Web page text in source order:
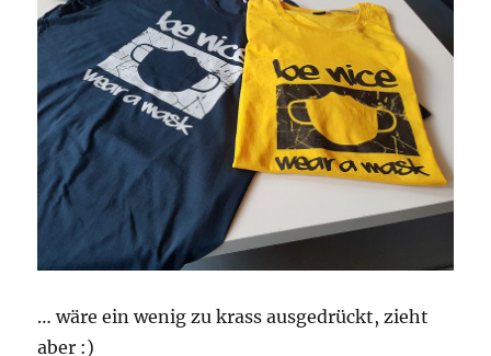
… wäre ein wenig zu krass ausgedrückt, zieht
aber :)